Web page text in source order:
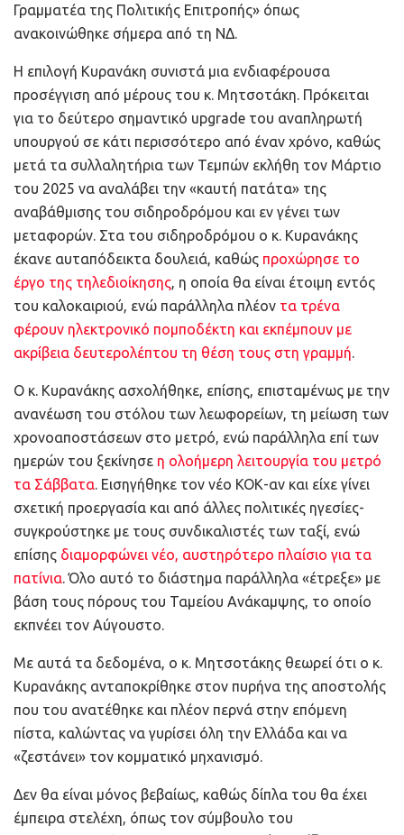
Γραμματέα της Πολιτικής Επιτροπής» όπως
ανακοινώθηκε σήμερα από τη ΝΔ.
Η επιλογή Κυρανάκη συνιστά μια ενδιαφέρουσα
προσέγγιση από μέρους του κ. Μητσοτάκη. Πρόκειται
για το δεύτερο σημαντικό upgrade του αναπληρωτή
υπουργού σε κάτι περισσότερο από έναν χρόνο, καθώς
μετά τα συλλαλητήρια των Τεμπών εκλήθη τον Μάρτιο
του 2025 να αναλάβει την «καυτή πατάτα» της
αναβάθμισης του σιδηροδρόμου και εν γένει των
μεταφορών. Στα του σιδηροδρόμου ο κ. Κυρανάκης
έκανε αυταπόδεικτα δουλειά, καθώς προχώρησε το
έργο της τηλεδιοίκησης, η οποία θα είναι έτοιμη εντός
του καλοκαιριού, ενώ παράλληλα πλέον τα τρένα
φέρουν ηλεκτρονικό πομποδέκτη και εκπέμπουν με
ακρίβεια δευτερολέπτου τη θέση τους στη γραμμή.
Ο κ. Κυρανάκης ασχολήθηκε, επίσης, επισταμένως με την
ανανέωση του στόλου των λεωφορείων, τη μείωση των
χρονοαποστάσεων στο μετρό, ενώ παράλληλα επί των
ημερών του ξεκίνησε η ολοήμερη λειτουργία του μετρό
τα Σάββατα. Εισηγήθηκε τον νέο ΚΟΚ-αν και είχε γίνει
σχετική προεργασία και από άλλες πολιτικές ηγεσίες-
συγκρούστηκε με τους συνδικαλιστές των ταξί, ενώ
επίσης διαμορφώνει νέο, αυστηρότερο πλαίσιο για τα
πατίνια. Όλο αυτό το διάστημα παράλληλα «έτρεξε» με
βάση τους πόρους του Ταμείου Ανάκαμψης, το οποίο
εκπνέει τον Αύγουστο.
Με αυτά τα δεδομένα, ο κ. Μητσοτάκης θεωρεί ότι ο κ.
Κυρανάκης ανταποκρίθηκε στον πυρήνα της αποστολής
που του ανατέθηκε και πλέον περνά στην επόμενη
πίστα, καλώντας να γυρίσει όλη την Ελλάδα και να
«ζεστάνει» τον κομματικό μηχανισμό.
Δεν θα είναι μόνος βεβαίως, καθώς δίπλα του θα έχει
έμπειρα στελέχη, όπως τον σύμβουλο του